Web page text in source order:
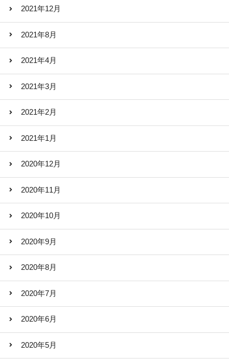
2021年12月
2021年8月
2021年4月
2021年3月
2021年2月
2021年1月
2020年12月
2020年11月
2020年10月
2020年9月
2020年8月
2020年7月
2020年6月
2020年5月